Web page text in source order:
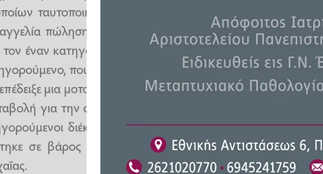
ταυτοποιήθηκαν πλήρως. Ειδικότερα, ένας ημεδαπός
πώλησης μοτοσικλέτας που είχε αναρτηθεί σε μέσο
έναν κατηγορούμενο και συναντήθηκε στο Βαρθολομιό
που ενεργούσε ως εκπρόσωπος του πωλητή. Ο
μια μοτοσικλέτα στον παθόντα και εισέπραξε το ποσό
για την αγορά της, ωστόσο, μετά την καταβολή των
διέκοψαν κάθε επικοινωνία με τον παθόντα. Η
σε βάρος των κατηγορούμενων θα υποβληθεί στον